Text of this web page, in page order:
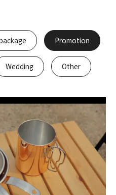
Promotion
Wedding Other